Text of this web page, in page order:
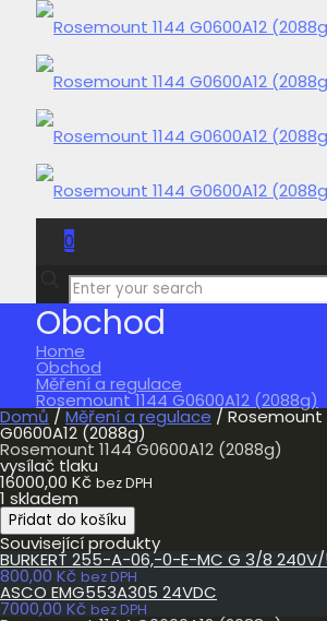
0
0,00 Kč
Obchod
Home
Obchod
Měření a regulace
Rosemount 1144 G0600A12 (2088g)
Domů / Měření a regulace / Rosemount
G0600A12 (2088g)
Rosemount 1144 G0600A12 (2088g)
vysílač tlaku
16000,00 Kč bez DPH
1 skladem
Rosemount
1144
G0600A12
(2088g)
množství
Přidat do košíku
Související produkty
BURKERT 255-A-06,-0-E-MC G 3/8
800,00 Kč bez DPH
ASCO EMG553A305 24VDC
7000,00 Kč bez DPH